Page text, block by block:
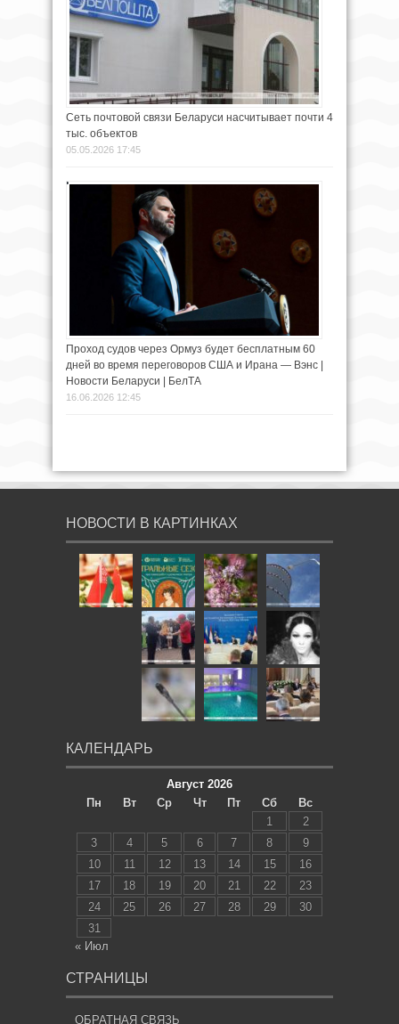
Сеть почтовой связи Беларуси насчитывает почти 4
тыс. объектов
05.05.2026 17:45
Проход судов через Ормуз будет бесплатным 60
дней во время переговоров США и Ирана — Вэнс |
Новости Беларуси | БелТА
16.06.2026 12:45
НОВОСТИ В КАРТИНКАХ
КАЛЕНДАРЬ
Август 2026
Пн
Вт Ср Чт Пт Сб
Вс
1
2
3
4 5 6 7 8
9
10
11 12 13 14 15
16
17
18 19 20 21 22
23
24
25 26 27 28 29
30
31
« Июл
СТРАНИЦЫ
ОБРАТНАЯ СВЯЗЬ